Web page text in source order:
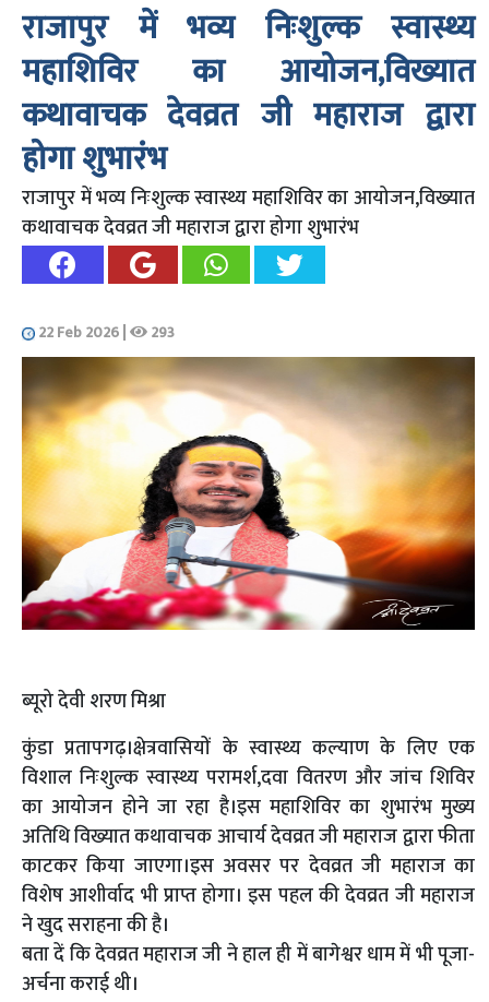
राजापुर में भव्य निःशुल्क स्वास्थ्य
महाशिविर का आयोजन,विख्यात
कथावाचक देवव्रत जी महाराज द्वारा
होगा शुभारंभ
राजापुर में भव्य निःशुल्क स्वास्थ्य महाशिविर का आयोजन,विख्यात
कथावाचक देवव्रत जी महाराज द्वारा होगा शुभारंभ
22 Feb 2026| 293
ब्यूरो देवी शरण मिश्रा
कुंडा प्रतापगढ़।क्षेत्रवासियों के स्वास्थ्य कल्याण के लिए एक
विशाल निःशुल्क स्वास्थ्य परामर्श,दवा वितरण और जांच शिविर
का आयोजन होने जा रहा है।इस महाशिविर का शुभारंभ मुख्य
अतिथि विख्यात कथावाचक आचार्य देवव्रत जी महाराज द्वारा फीता
काटकर किया जाएगा।इस अवसर पर देवव्रत जी महाराज का
विशेष आशीर्वाद भी प्राप्त होगा। इस पहल की देवव्रत जी महाराज
ने खुद सराहना की है।
बता दें कि देवव्रत महाराज जी ने हाल ही में बागेश्वर धाम में भी पूजा-
अर्चना कराई थी।